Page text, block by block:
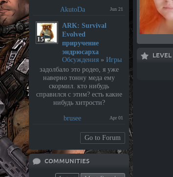
AkutoDa Jun 21
15
⁣ARK: Survival
Evolved
приручение
эндрюсарха
Обсуждения » Игры
задолбало это родео, я уже
наверно тонну меда ему
скормил. кто нибудь
справился с этим? есть какие
нибудь хитрости?
brusee Apr 01
Go to Forum
COMMUNITIES
LEVEL